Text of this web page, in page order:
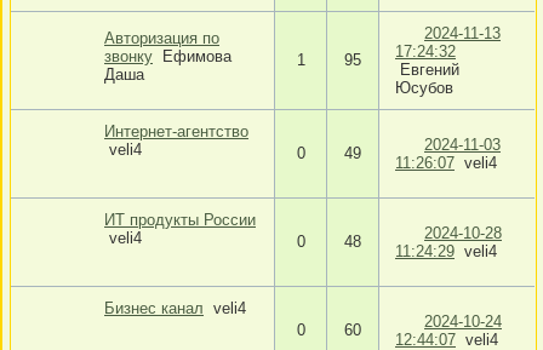
Авторизация по
звонку
Ефимова
Даша
1 95
2024-11-13
17:24:32
Евгений
Юсубов
Интернет-агентство
veli4
0 49
2024-11-03
11:26:07 veli4
ИТ продукты России
veli4
0 48
2024-10-28
11:24:29 veli4
Бизнес канал veli4
0
60
2024-10-24
12:44:07 veli4